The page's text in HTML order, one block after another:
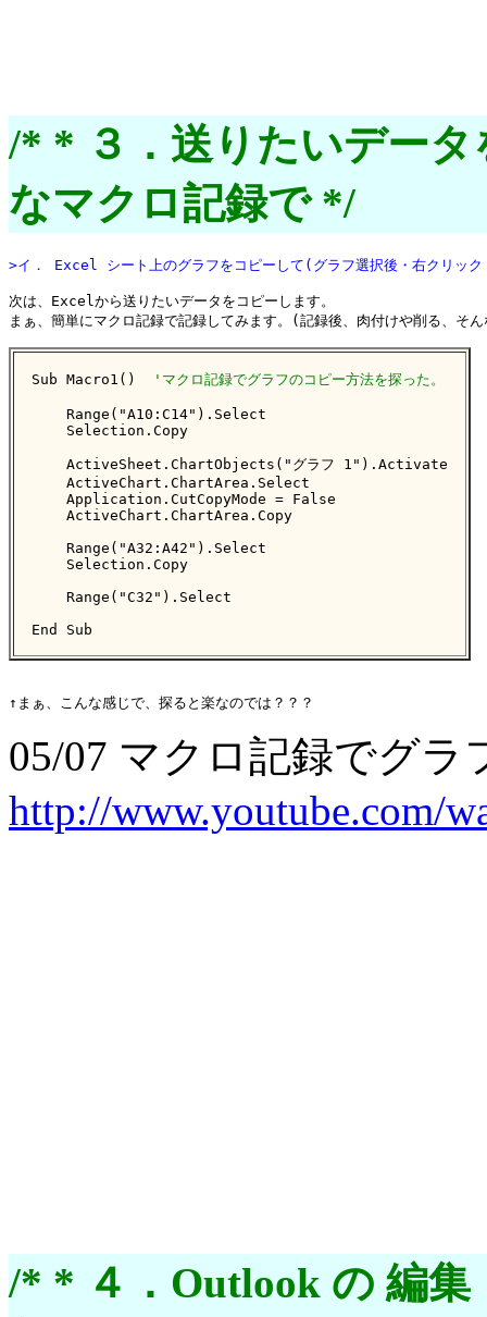
/* * ３．送りたいデータ
なマクロ記録で */
>イ． Excel シート上のグラフをコピーして(グラフ選択後・右クリッ
次は、Excelから送りたいデータをコピーします。
まぁ、簡単にマクロ記録で記録してみます。(記録後、肉付けや削る、そ
Sub Macro1() 'マクロ記録でグラフのコピー方法を探った。
    Range("A10:C14").Select
    Selection.Copy
    ActiveSheet.ChartObjects("グラフ 1").Activate
    ActiveChart.ChartArea.Select
    Application.CutCopyMode = False
    ActiveChart.ChartArea.Copy
    Range("A32:A42").Select
    Selection.Copy
    Range("C32").Select
End Sub
05/07 マクロ記録でグ
http://www.youtube.com/
/* * ４．Outlook の 編